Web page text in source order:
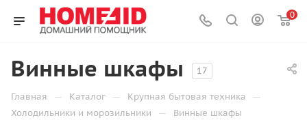
0
Винные шкафы 17
Главная — Каталог — Крупная бытовая техника —
Холодильники и морозильники — Винные шкафы